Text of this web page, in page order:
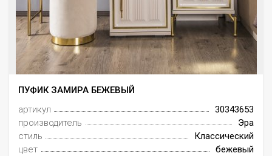
ПУФИК ЗАМИРА БЕЖЕВЫЙ
артикул
30343653
производитель
Эра
стиль
Классический
цвет
бежевый